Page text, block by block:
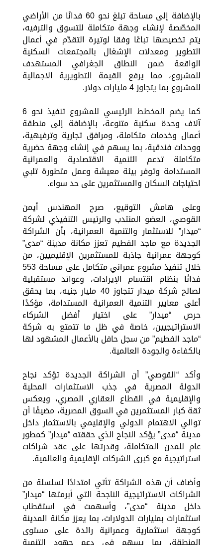
بالإضافة إلى مساحة تبلغ نحو 60 فدانًا من الأراضي
المخصّصة لإنشاء وجهة متكاملة للتسوق والترفيه،
يتم تخصيصها تباعًا وفقا لوتيرة التقدّم في أعمال
التطوير ومعدلات الإشغال بالمجتمعات السكنية
الواقعة ضمن النطاق الجغرافي المستهدف
للمشروع، مما يرفع القيمة التطويرية الاجمالية
للمشروع بما يتجاوز 4 مليارات دولار.
كما يضم المخطط الرئيسي للمشروع تنفيذ نحو 6
آلاف وحدة سكنية متنوعة، بالإضافة إلى منطقة
أعمال وخدمات متكاملة، ومرافق تجارية وترفيهية،
ووحدات فندقية، بما يسهم في إنشاء وجهة حضرية
متكاملة تدعم التنمية الاقتصادية والعمرانية
المستدامة وتوفر بيئة معيشة وعمل متطورة تلبي
احتياجات السكان والمستثمرين على حد سواء.
وعلى هامش التوقيع، صرح المهندس أيمن
القوصي، العضو المنتدب والرئيس التنفيذي لشركة
“ميدار” للاستثمار والتنمية العمرانية، بأن الشراكة
الجديدة مع ماجد الفطيم تعزز مكانة مدينة “مدى”
كوجهة عمرانية جاذبة للمستثمرين الإقليميين، من
خلال تنفيذ مشروع عمراني متكامل على مساحة 553
فدانًا بنظام اقتسام الإيرادات، وعوائد مستقبلية
لصالح شركة ميدار تتجاوز 40 مليار جنيه، بما يحقق
أعلى معايير التنمية العمرانية المستدامة، مؤكدًا
حرص “ميدار” على اختيار أفضل الشركاء
الاستراتيجيين، خاصة في ظل ما تتمتع به شركة
“ماجد الفطيم” من سجل حافل بالأعمال المشهود لها
بالكفاءة والجودة العالمية.
وأكد “القوصي” أن الشراكة الجديدة تؤكد نجاح
الدولة المصرية في جذب الاستثمارات المحلية
والإقليمية في القطاع العقاري المصري، ويعكس
ثقة كبار المستثمرين في السوق المصرية، مضيفًا أن
توالي الاهتمام الدولي والإقليمي بالاستثمار داخل
مدينة “مدى” يؤكد النجاح الذي حققته “ميدار” كمطور
عام للمدن المتكاملة، وقدرتها على عقد شراكات
استراتيجية مع كبرى الشركات الإقليمية والعالمية.
وأضاف أن هذه الشراكة تأتي امتدادًا لسلسلة من
الشراكات الاستراتيجية الناجحة التي أبرمتها “ميدار”
داخل مدينة “مدى”، وأسهمت في استقطاب
استثمارات بمليارات الدولارات، بما يعزز مكانة المدينة
كوجهة استثمارية وعمرانية رائدة على مستوى